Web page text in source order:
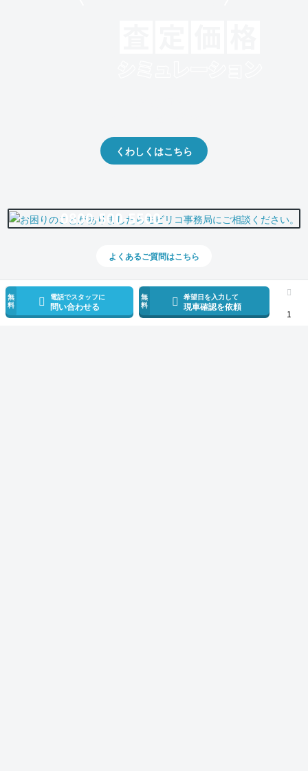
無
料
電話でスタッフに
問い合わせる
無
料
希望日を入力して
現車確認を依頼
1
くわしくはこちら
0800-500-5500
よくあるご質問はこちら